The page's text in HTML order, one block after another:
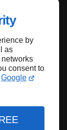
by
as
consent to
Google